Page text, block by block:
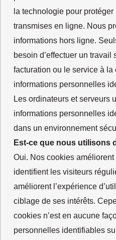
la technologie pour
transmises en ligne. Nous
informations hors ligne.
besoin d’effectuer un
facturation ou le service à
informations personnelles
Les ordinateurs et serveurs
informations personnelles
dans un environnement
Est-ce que nous utilisons
Oui. Nos cookies améliorent
identifient les visiteurs
améliorent l’expérience
ciblage de ses intérêts.
cookies n’est en aucune
personnelles identifiables